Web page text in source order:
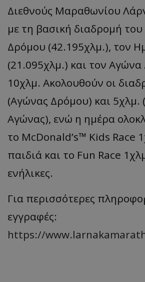
Διεθνούς Μαραθωνίου
με τη βασική διαδρομή
Δρόμου (42.195χλμ.), τον
(21.095χλμ.) και τον
10χλμ. Ακολουθούν οι
(Αγώνας Δρόμου) και 5χλμ.
Αγώνας), ενώ η ημέρα
το McDonald’s™ Kids Race
παιδιά και το Fun Race
ενήλικες.
Για περισσότερες
εγγραφές:
https://